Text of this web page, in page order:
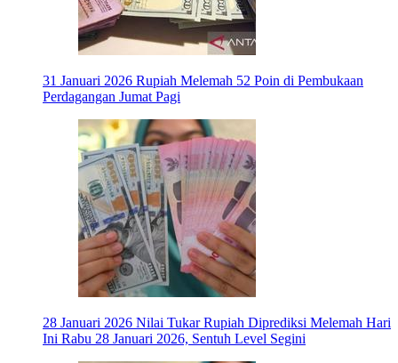
31 Januari 2026 Rupiah Melemah 52 Poin di Pembukaan
Perdagangan Jumat Pagi
28 Januari 2026 Nilai Tukar Rupiah Diprediksi Melemah Hari
Ini Rabu 28 Januari 2026, Sentuh Level Segini